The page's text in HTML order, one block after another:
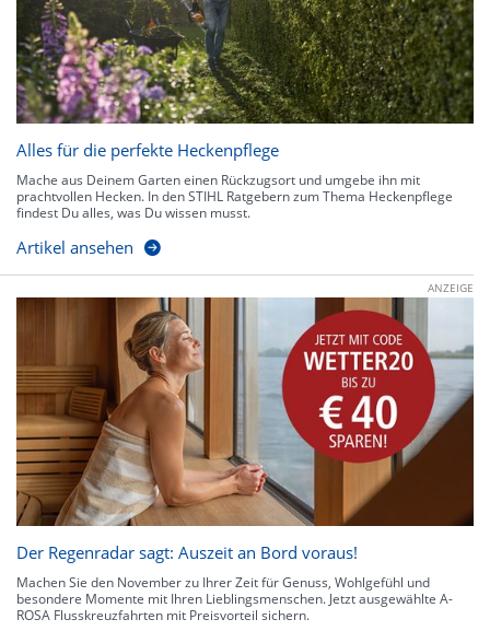
Alles für die perfekte Heckenpflege
Mache aus Deinem Garten einen Rückzugsort und umgebe ihn mit
prachtvollen Hecken. In den STIHL Ratgebern zum Thema Heckenpflege
findest Du alles, was Du wissen musst.
Artikel ansehen
ANZEIGE
Der Regenradar sagt: Auszeit an Bord voraus!
Machen Sie den November zu Ihrer Zeit für Genuss, Wohlgefühl und
besondere Momente mit Ihren Lieblingsmenschen. Jetzt ausgewählte A-
ROSA Flusskreuzfahrten mit Preisvorteil sichern.